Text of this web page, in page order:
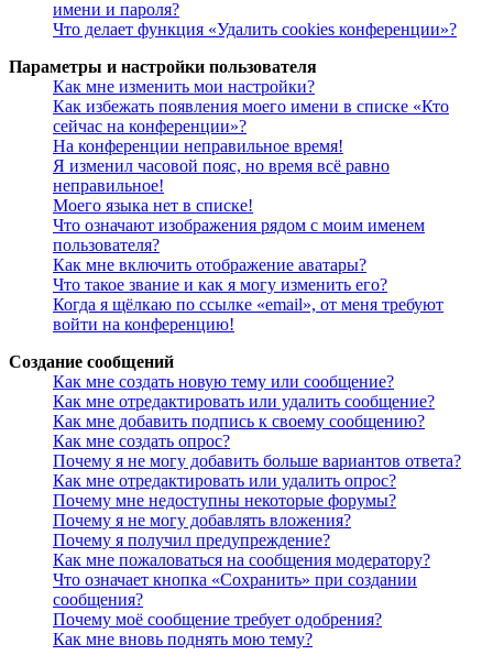
имени и пароля?
Что делает функция «Удалить cookies конференции»?
Параметры и настройки пользователя
Как мне изменить мои настройки?
Как избежать появления моего имени в списке «Кто
сейчас на конференции»?
На конференции неправильное время!
Я изменил часовой пояс, но время всё равно
неправильное!
Моего языка нет в списке!
Что означают изображения рядом с моим именем
пользователя?
Как мне включить отображение аватары?
Что такое звание и как я могу изменить его?
Когда я щёлкаю по ссылке «email», от меня требуют
войти на конференцию!
Создание сообщений
Как мне создать новую тему или сообщение?
Как мне отредактировать или удалить сообщение?
Как мне добавить подпись к своему сообщению?
Как мне создать опрос?
Почему я не могу добавить больше вариантов ответа?
Как мне отредактировать или удалить опрос?
Почему мне недоступны некоторые форумы?
Почему я не могу добавлять вложения?
Почему я получил предупреждение?
Как мне пожаловаться на сообщения модератору?
Что означает кнопка «Сохранить» при создании
сообщения?
Почему моё сообщение требует одобрения?
Как мне вновь поднять мою тему?